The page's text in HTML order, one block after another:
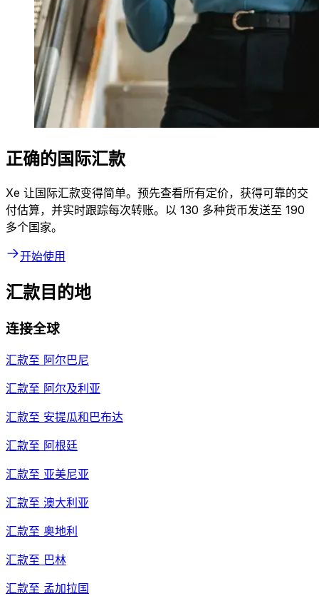
正确的国际汇款
Xe 让国际汇款变得简单。预先查看所有定价，获得可靠的交
付估算，并实时跟踪每次转账。以 130 多种货币发送至 190
多个国家。
开始使用
汇款目的地
连接全球
汇款至 阿尔巴尼
汇款至 阿尔及利亚
汇款至 安提瓜和巴布达
汇款至 阿根廷
汇款至 亚美尼亚
汇款至 澳大利亚
汇款至 奥地利
汇款至 巴林
汇款至 孟加拉国